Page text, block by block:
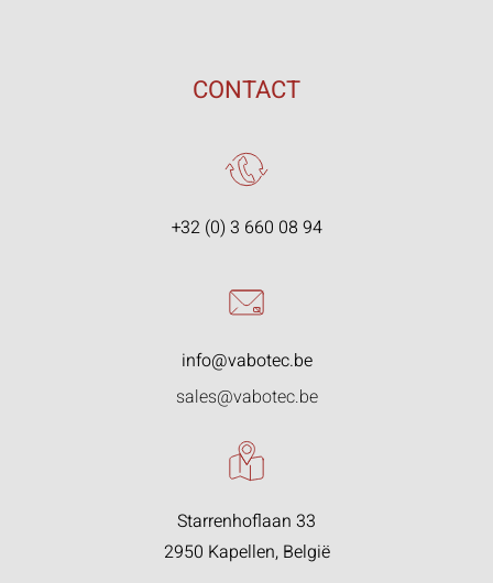
CONTACT
+32 (0) 3 660 08 94
info@vabotec.be
sales@vabotec.be
Starrenhoflaan 33
2950 Kapellen, België